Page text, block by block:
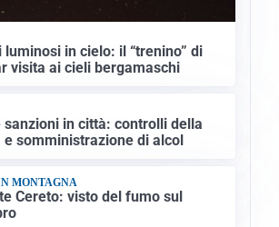
in cielo: il “trenino” di
visita ai cieli bergamaschi
in città: controlli della
somministrazione di alcol
MONTAGNA
Cereto: visto del fumo sul